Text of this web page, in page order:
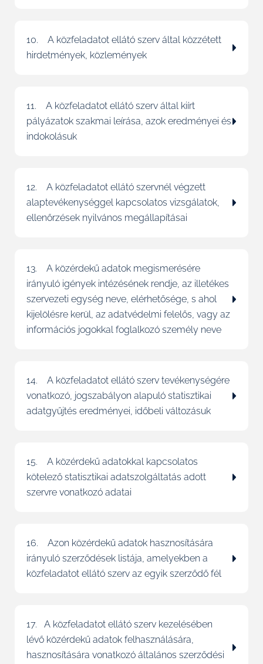
10. A közfeladatot ellátó szerv által közzétett
hirdetmények, közlemények
11. A közfeladatot ellátó szerv által kiírt
pályázatok szakmai leírása, azok eredményei és
indokolásuk
12. A közfeladatot ellátó szervnél végzett
alaptevékenységgel kapcsolatos vizsgálatok,
ellenőrzések nyilvános megállapításai
13. A közérdekű adatok megismerésére
irányuló igények intézésének rendje, az illetékes
szervezeti egység neve, elérhetősége, s ahol
kijelölésre kerül, az adatvédelmi felelős, vagy az
információs jogokkal foglalkozó személy neve
14. A közfeladatot ellátó szerv tevékenységére
vonatkozó, jogszabályon alapuló statisztikai
adatgyűjtés eredményei, időbeli változásuk
15. A közérdekű adatokkal kapcsolatos
kötelező statisztikai adatszolgáltatás adott
szervre vonatkozó adatai
16. Azon közérdekű adatok hasznosítására
irányuló szerződések listája, amelyekben a
közfeladatot ellátó szerv az egyik szerződő fél
17. A közfeladatot ellátó szerv kezelésében
lévő közérdekű adatok felhasználására,
hasznosítására vonatkozó általános szerződési